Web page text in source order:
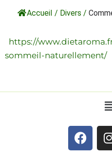
Accueil / Divers /
https://
sommeil-naturellement/